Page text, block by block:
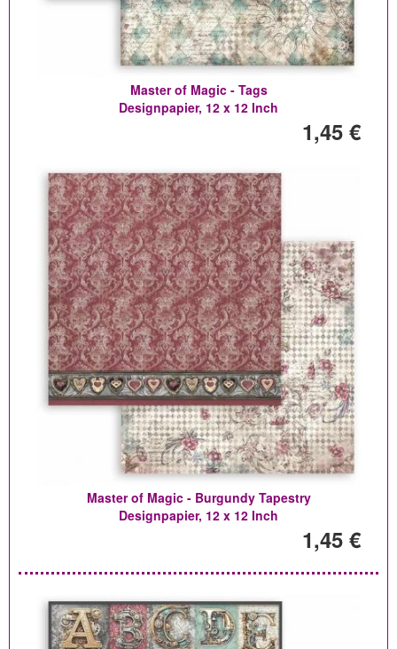
Master of Magic - Tags
Designpapier, 12 x 12 Inch
1,45 €
Master of Magic - Burgundy Tapestry
Designpapier, 12 x 12 Inch
1,45 €